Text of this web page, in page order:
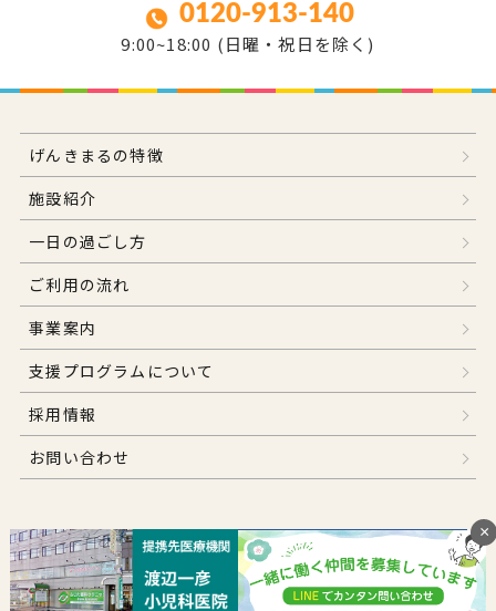
0120-913-140
9:00~18:00 (日曜・祝日を除く)
げんきまるの特徴
施設紹介
一日の過ごし方
ご利用の流れ
事業案内
支援プログラムについて
採用情報
お問い合わせ
×